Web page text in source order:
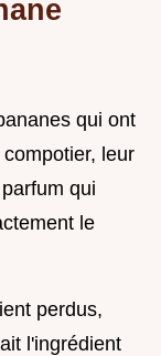
qui ont
leur
qui
le
perdus,
l'ingrédient